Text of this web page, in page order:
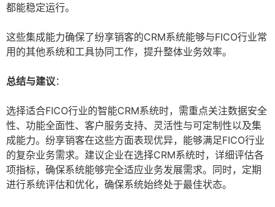
都能稳定运行。
这些集成能力确保了纷享销客的CRM系统能够与FICO行业常
用的其他系统和工具协同工作，提升整体业务效率。
总结与建议：
选择适合FICO行业的智能CRM系统时，需重点关注数据安全
性、功能全面性、客户服务支持、灵活性与可定制性以及集
成能力。纷享销客在这些方面表现优异，能够满足FICO行业
的复杂业务需求。建议企业在选择CRM系统时，详细评估各
项指标，确保系统能够完全适应业务发展需求。同时，定期
进行系统评估和优化，确保系统始终处于最佳状态。